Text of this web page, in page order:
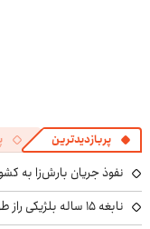
پربازدیدترین
نفوذ جریان بارش‌زا به
نابغه ۱۵ ساله بلژیکی راز طول عمر و توقف پیری انسان را کشف می‌کند؟